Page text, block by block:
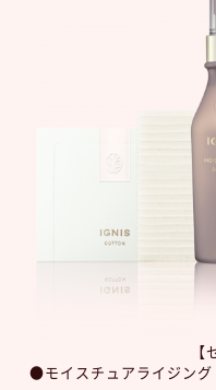
【
●モイスチュアライジン